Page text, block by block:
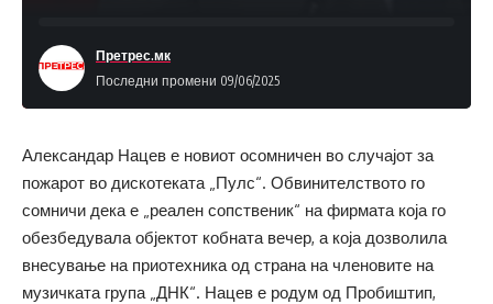
Последни промени 09/06/2025
Претрес.мк
Александар Нацев е новиот осомничен во случајот за
пожарот во дискотеката „Пулс“. Обвинителството го
сомничи дека е „реален сопственик“ на фирмата која го
обезбедувала објектот кобната вечер, а која дозволила
внесување на приотехника од страна на членовите на
музичката група „ДНК“. Нацев е родум од Пробиштип,